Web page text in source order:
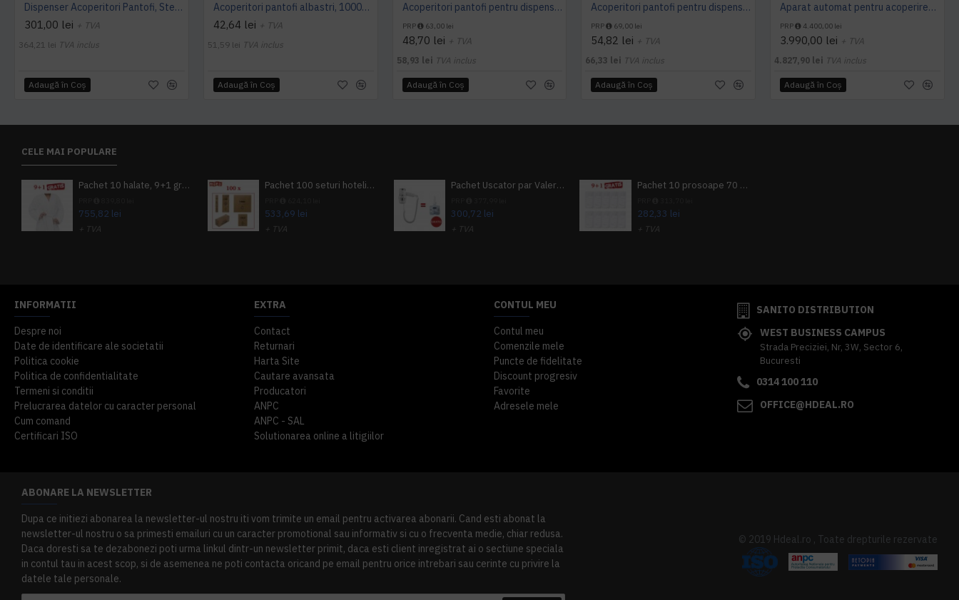
Dispenser Acoperitori Pantofi, StepN go' DeLuxe, model MS 106
301,00 lei + TVA
364,21 lei TVA inclus
Adaugă în Coş
Acoperitori pantofi albastri, 1000buc/set, grosime 22 microni
42,64 lei + TVA
51,59 lei TVA inclus
Adaugă în Coş
Acoperitori pantofi pentru dispenser trafic mediu MS 603 - 100buc
PRP 63,00 lei
48,70 lei + TVA
58,93 lei TVA inclus
Adaugă în Coş
Acoperitori pantofi pentru dispenser trafic intens MS L100 - 200 buc
PRP 69,00 lei
54,82 lei + TVA
66,33 lei TVA inclus
Adaugă în Coş
Aparat automat pentru acoperirea pantofilor Dr.Mayer
PRP 4.400,00 lei
3.990,00 lei + TVA
4.827,90 lei TVA inclus
Adaugă în Coş
CELE MAI POPULARE
Pachet 10 halate, 9+1 gratuit
755,82 lei
+ TVA
Pachet 100 seturi hoteliere, set dentar, set barbierit, casca de dus, pila unghii, set cusut
533,69 lei
+ TVA
Pachet Uscator par Valera Action Super Plus + GRATUIT Sampon si gel de dus Tork
300,72 lei
+ TVA
Pachet 10 prosoape 70 x 140cm 9 + 1 gratuit
282,33 lei
+ TVA
INFORMATII
Despre noi
Date de identificare ale societatii
Politica cookie
Politica de confidentialitate
Termeni si conditii
Prelucrarea datelor cu caracter personal
Cum comand
Certificari ISO
EXTRA
Contact
Returnari
Harta Site
Cautare avansata
Producatori
ANPC
ANPC - SAL
Solutionarea online a litigiilor
CONTUL MEU
Contul meu
Comenzile mele
Puncte de fidelitate
Discount progresiv
Favorite
Adresele mele
SANITO DISTRIBUTION
WEST BUSINESS CAMPUS
Strada Preciziei, Nr, 3W, Sector 6,
Bucuresti
0314 100 110
OFFICE@HDEAL.RO
ABONARE LA NEWSLETTER
Dupa ce initiezi abonarea la newsletter-ul nostru iti vom trimite un email pentru activarea abonarii. Cand esti abonat la
newsletter-ul nostru o sa primesti emailuri cu un caracter promotional sau informativ si cu o frecventa medie, chiar redusa.
Daca doresti sa te dezabonezi poti urma linkul dintr-un newsletter primit, daca esti client inregistrat ai o sectiune speciala
in contul tau in acest scop, si de asemenea ne poti contacta oricand pe email pentru orice intrebari sau cerinte cu privire la
datele tale personale.
© 2019 Hdeal.ro , Toate drepturile rezervate